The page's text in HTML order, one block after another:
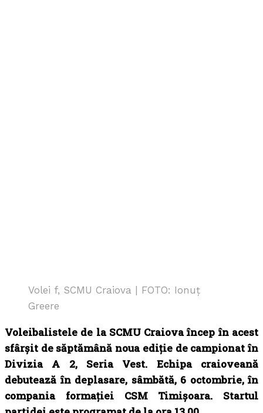
Volei f, SCMU Craiova | FOTO: Ionuț
Greere
Voleibalistele de la SCMU Craiova încep în acest
sfârșit de săptămână noua ediție de campionat în
Divizia A 2, Seria Vest. Echipa craioveană
debutează în deplasare, sâmbătă, 6 octombrie, în
compania formației CSM Timișoara. Startul